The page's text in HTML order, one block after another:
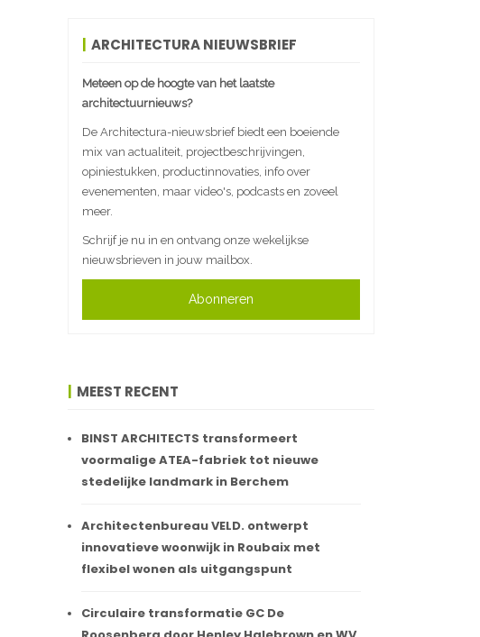
ARCHITECTURA NIEUWSBRIEF
Meteen op de hoogte van het laatste
architectuurnieuws?
De Architectura-nieuwsbrief biedt een boeiende
mix van actualiteit, projectbeschrijvingen,
opiniestukken, productinnovaties, info over
evenementen, maar video's, podcasts en zoveel
meer.
Schrijf je nu in en ontvang onze wekelijkse
nieuwsbrieven in jouw mailbox.
Abonneren
MEEST RECENT
BINST ARCHITECTS transformeert
voormalige ATEA-fabriek tot nieuwe
stedelijke landmark in Berchem
Architectenbureau VELD. ontwerpt
innovatieve woonwijk in Roubaix met
flexibel wonen als uitgangspunt
Circulaire transformatie GC De